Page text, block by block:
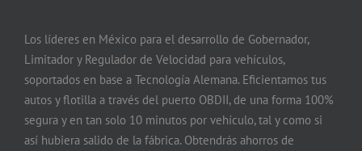
Los líderes en México para el desarrollo de Gobernador,
Limitador y Regulador de Velocidad para vehículos,
soportados en base a Tecnología Alemana. Eficientamos tus
autos y flotilla a través del puerto OBDII, de una forma 100%
segura y en tan solo 10 minutos por vehículo, tal y como si
así hubiera salido de la fábrica. Obtendrás ahorros de